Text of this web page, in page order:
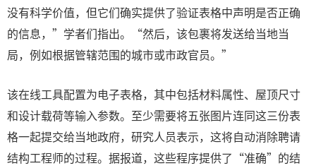
没有科学价值，但它们确实提供了验证表格中声明是否正确
的信息，”学者们指出。“然后，该包裹将发送给当地当
局，例如根据管辖范围的城市或市政官员。”
该在线工具配置为电子表格，其中包括材料属性、屋顶尺寸
和设计载荷等输入参数。至少需要将五张图片连同这三份表
格一起提交给当地政府，研究人员表示，这将自动消除聘请
结构工程师的过程。据报道，这些程序提供了“准确”的结